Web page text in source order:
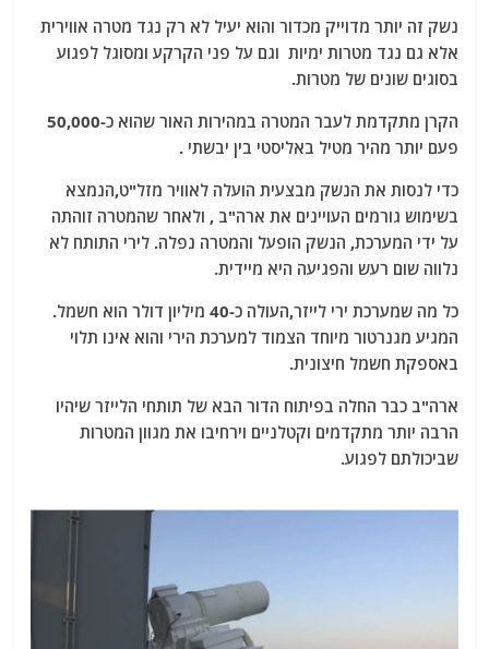
נשק זה יותר מדוייק מכדור והוא יעיל לא רק נגד מטרה אווירית
אלא גם נגד מטרות ימיות וגם על פני הקרקע ומסוגל לפגוע
בסוגים שונים של מטרות.
הקרן מתקדמת לעבר המטרה במהירות האור שהוא כ-50,000
פעם יותר מהיר מטיל באליסטי בין יבשתי .
כדי לנסות את הנשק מבצעית הועלה לאוויר מזל"ט,הנמצא
בשימוש גורמים העויינים את ארה"ב , ולאחר שהמטרה זוהתה
על ידי המערכת, הנשק הופעל והמטרה נפלה. לירי התותח לא
נלווה שום רעש והפגיעה היא מיידית.
כל מה שמערכת ירי לייזר,העולה כ-40 מיליון דולר הוא חשמל.
המגיע מגנרטור מיוחד הצמוד למערכת הירי והוא אינו תלוי
באספקת חשמל חיצונית.
ארה"ב כבר החלה בפיתוח הדור הבא של תותחי הלייזר שיהיו
הרבה יותר מתקדמים וקטלניים וירחיבו את מגוון המטרות
שביכולתם לפגוע.